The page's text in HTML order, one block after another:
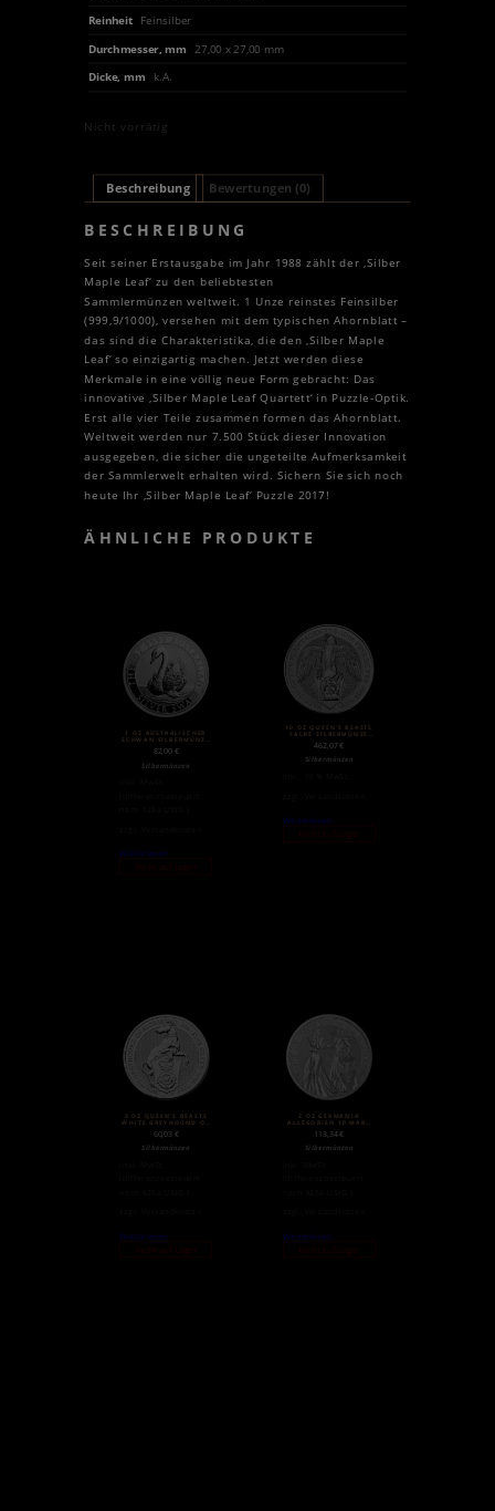
Reinheit
Feinsilber
Durchmesser, mm
27,00 x 27,00 mm
Dicke, mm
k.A.
Nicht vorrätig
Beschreibung Bewertungen (0)
BESCHREIBUNG
Seit seiner Erstausgabe im Jahr 1988 zählt der ‚Silber
Maple Leaf‘ zu den beliebtesten
Sammlermünzen weltweit. 1 Unze reinstes Feinsilber
(999,9/1000), versehen mit dem typischen Ahornblatt –
das sind die Charakteristika, die den ‚Silber Maple
Leaf‘ so einzigartig machen. Jetzt werden diese
Merkmale in eine völlig neue Form gebracht: Das
innovative ‚Silber Maple Leaf Quartett‘ in Puzzle-Optik.
Erst alle vier Teile zusammen formen das Ahornblatt.
Weltweit werden nur 7.500 Stück dieser Innovation
ausgegeben, die sicher die ungeteilte Aufmerksamkeit
der Sammlerwelt erhalten wird. Sichern Sie sich noch
heute Ihr ‚Silber Maple Leaf‘ Puzzle 2017!
ÄHNLICHE PRODUKTE
1 OZ AUSTRALISCHER
SCHWAN SILBERMÜNZE
82,00 €
Silbermünzen
Weiterlesen
Nicht auf Lager
10 OZ QUEEN’S BEASTS
FALKE SILBERMÜNZE
462,07€
Silbermünzen
Weiterlesen
Nicht auf Lager
2 OZ QUEEN’S BEASTS
WHITE GREYHOUND OF
SILBERMÜNZE (2021)
60,03 €
Silbermünzen
Weiterlesen
Nicht auf Lager
2 OZ GERMANIA
ALLEGORIEN 10 MARK
113,34€
Silbermünzen
Weiterlesen
Nicht auf Lager